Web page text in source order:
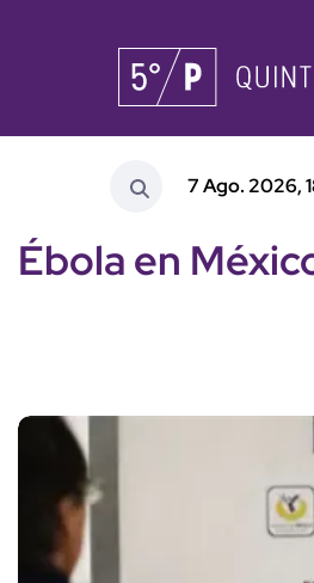
7 Ago. 2026,
Ébola en